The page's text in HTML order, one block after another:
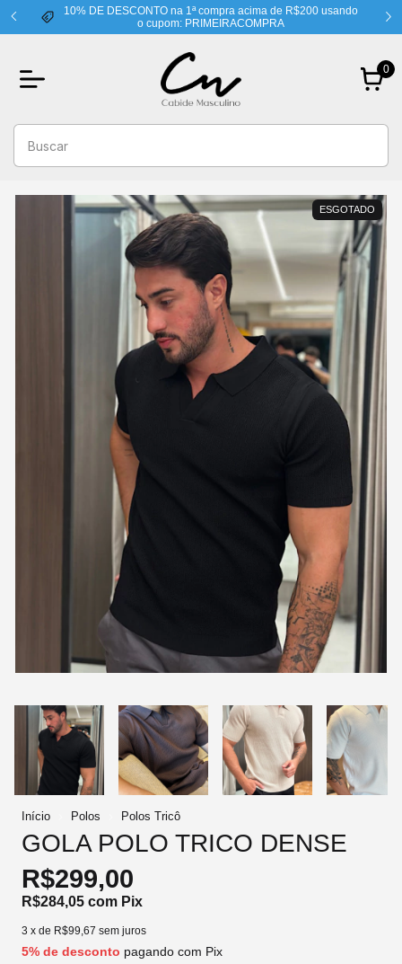
10% DE DESCONTO na 1ª compra acima de R$200 usando
o cupom: PRIMEIRACOMPRA
0
ESGOTADO
Início Polos Polos Tricô
GOLA POLO TRICO DENSE
R$299,00
R$284,05 com Pix
3 x de R$99,67 sem juros
5% de desconto pagando com Pix